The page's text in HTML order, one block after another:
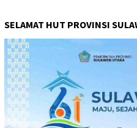
SELAMAT HUT PROVINSI